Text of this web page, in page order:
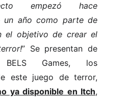
empezó hace
un año como parte de
el objetivo de crear el
” Se presentan de
Games, los
este juego de terror,
ya disponible en Itch,